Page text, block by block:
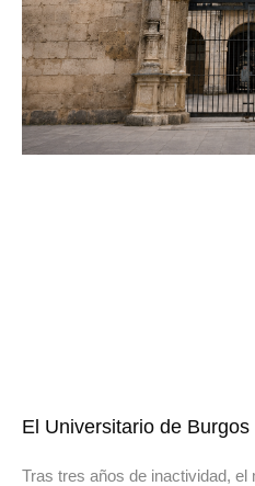
El Universitario de
Tras tres años de inactividad,